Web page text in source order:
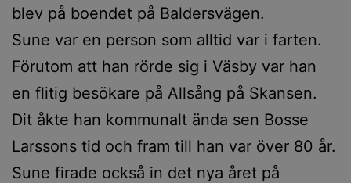
blev på boendet på Baldersvägen.
Sune var en person som alltid var i farten.
Förutom att han rörde sig i Väsby var han
en flitig besökare på Allsång på Skansen.
Dit åkte han kommunalt ända sen Bosse
Larssons tid och fram till han var över 80 år.
Sune firade också in det nya året på